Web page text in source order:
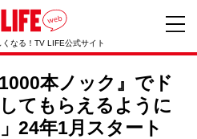
なる！TV LIFE公式サイト
本ノック』でド
てもらえるように
24年1月スタート